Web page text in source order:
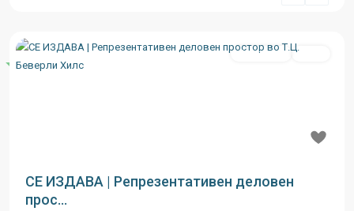
Се издава
Истакнати
СЕ ИЗДАВА | Репрезентативен деловен
прос...